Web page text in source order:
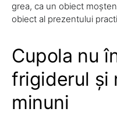
grea, ca un obiect
obiect al prezentului
Cupola nu
frigiderul și
minuni